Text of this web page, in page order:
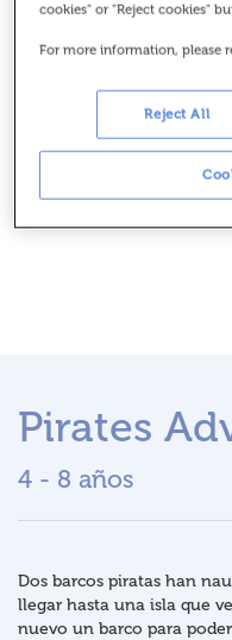
Pirates
4 - 8 años
Dos barcos piratas han
llegar hasta una isla que
nuevo un barco para
cookies" or "Reject cookies"
For more information, please
Reject All